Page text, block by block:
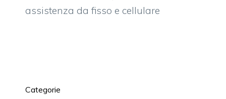
assistenza da fisso e cellulare
Categorie